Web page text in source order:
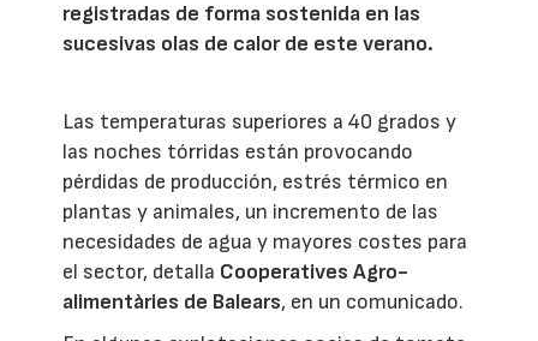
registradas de forma sostenida en las
sucesivas olas de calor de este verano.
Las temperaturas superiores a 40 grados y
las noches tórridas están provocando
pérdidas de producción, estrés térmico en
plantas y animales, un incremento de las
necesidades de agua y mayores costes para
el sector, detalla Cooperatives Agro-
alimentàries de Balears, en un comunicado.